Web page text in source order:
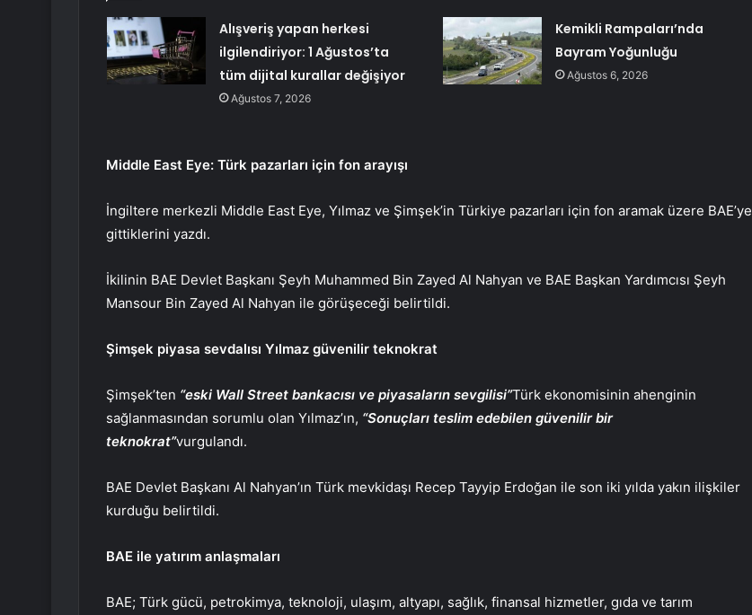
Alışveriş yapan herkesi
ilgilendiriyor: 1 Ağustos’ta
tüm dijital kurallar değişiyor
Ağustos 7, 2026
Kemikli Rampaları’nda
Bayram Yoğunluğu
Ağustos 6, 2026
Middle East Eye: Türk pazarları için fon arayışı
İngiltere merkezli Middle East Eye, Yılmaz ve Şimşek’in Türkiye pazarları için fon aramak üzere BAE’ye
gittiklerini yazdı.
İkilinin BAE Devlet Başkanı Şeyh Muhammed Bin Zayed Al Nahyan ve BAE Başkan Yardımcısı Şeyh
Mansour Bin Zayed Al Nahyan ile görüşeceği belirtildi.
Şimşek piyasa sevdalısı Yılmaz güvenilir teknokrat
Şimşek’ten “eski Wall Street bankacısı ve piyasaların sevgilisi”Türk ekonomisinin ahenginin
sağlanmasından sorumlu olan Yılmaz’ın, “Sonuçları teslim edebilen güvenilir bir
teknokrat”vurgulandı.
BAE Devlet Başkanı Al Nahyan’ın Türk mevkidaşı Recep Tayyip Erdoğan ile son iki yılda yakın ilişkiler
kurduğu belirtildi.
BAE ile yatırım anlaşmaları
BAE; Türk gücü, petrokimya, teknoloji, ulaşım, altyapı, sağlık, finansal hizmetler, gıda ve tarım